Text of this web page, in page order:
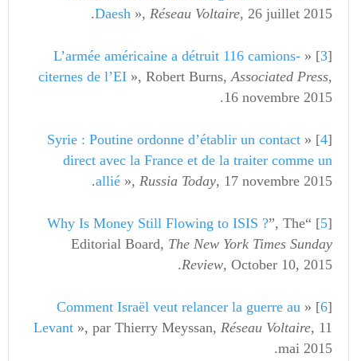
Daesh », Réseau Voltaire, 26 juillet 2015.
[
3
] «
L’armée américaine a détruit 116 camions-
citernes de l’EI », Robert Burns,Associated Press,
16 novembre 2015.
[
4
] «
Syrie : Poutine ordonne d’établir un contact
direct avec la France et de la traiter comme un
allié », Russia Today, 17 novembre 2015.
[
5
] “
Why Is Money Still Flowing to ISIS ?”, The
Editorial Board, The New York Times Sunday
Review, October 10, 2015.
[
6
] «
Comment Israël veut relancer la guerre au
Levant », par Thierry Meyssan, Réseau Voltaire, 11
mai 2015.